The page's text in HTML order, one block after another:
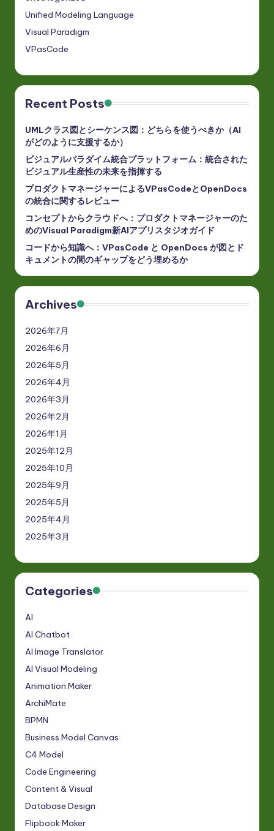
Unified Modeling Language
Visual Paradigm
VPasCode
Recent Posts
UMLクラス図とシーケンス図：どちらを使うべきか（AI
がどのように支援するか）
ビジュアルパラダイム統合プラットフォーム：統合された
ビジュアル生産性の未来を指揮する
プロダクトマネージャーによるVPasCodeとOpenDocs
の統合に関するレビュー
コンセプトからクラウドへ：プロダクトマネージャーのた
めのVisual Paradigm新AIアプリスタジオガイド
コードから知識へ：VPasCode と OpenDocs が図とド
キュメントの間のギャップをどう埋めるか
Archives
2026年7月
2026年6月
2026年5月
2026年4月
2026年3月
2026年2月
2026年1月
2025年12月
2025年10月
2025年9月
2025年5月
2025年4月
2025年3月
Categories
AI
AI Chatbot
AI Image Translator
AI Visual Modeling
Animation Maker
ArchiMate
BPMN
Business Model Canvas
C4 Model
Code Engineering
Content & Visual
Database Design
Flipbook Maker